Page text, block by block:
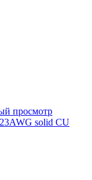
просмотр
solid CU